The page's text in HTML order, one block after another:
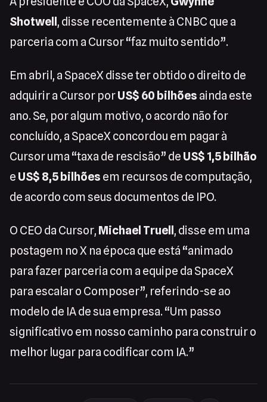
Shotwell , disse recentemente à CNBC que a
parceria com a Cursor “faz muito sentido”.
Em abril, a SpaceX disse ter obtido o direito de
adquirir a Cursor porUS$ 60 bilhões ainda este
ano. Se, por algum motivo, o acordo não for
concluído, a SpaceX concordou em pagar à
Cursor uma “taxa de rescisão” de US$ 1,5 bilhão
e US$ 8,5 bilhões em recursos de computação,
de acordo com seus documentos de IPO.
O CEO da Cursor, Michael Truell , disse em uma
postagem no X na época que está “animado
para fazer parceria com a equipe da SpaceX
para escalar o Composer”, referindo-se ao
modelo de IA de sua empresa. “Um passo
significativo em nosso caminho para construir o
melhor lugar para codificar com IA.”